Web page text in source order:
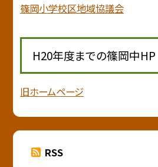
篠岡小学校区地域協議会
H20年度までの篠岡中HP
旧ホームページ
RSS